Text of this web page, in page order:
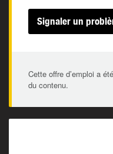
Signaler un
Cette offre d’emploi a
du contenu.